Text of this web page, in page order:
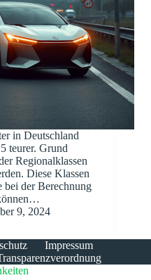
in Deutschland
teurer. Grund
Regionalklassen
Diese Klassen
bei der Berechnung
9, 2024
Impressum